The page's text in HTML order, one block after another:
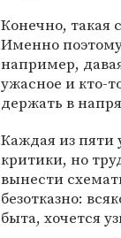
Конечно, такая
Именно
например,
ужасное и кто-
держать в
Каждая из пяти
критики, но
вынести
безотказно:
быта, хочется